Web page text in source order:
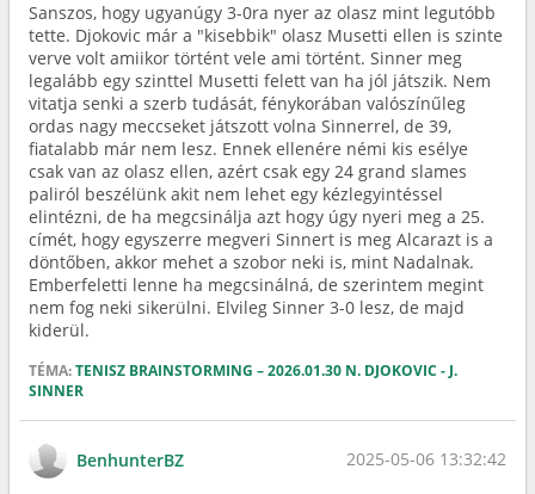
Sanszos, hogy ugyanúgy 3-0ra nyer az olasz mint legutóbb
tette. Djokovic már a "kisebbik" olasz Musetti ellen is szinte
verve volt amiikor történt vele ami történt. Sinner meg
legalább egy szinttel Musetti felett van ha jól játszik. Nem
vitatja senki a szerb tudását, fénykorában valószínűleg
ordas nagy meccseket játszott volna Sinnerrel, de 39,
fiatalabb már nem lesz. Ennek ellenére némi kis esélye
csak van az olasz ellen, azért csak egy 24 grand slames
paliról beszélünk akit nem lehet egy kézlegyintéssel
elintézni, de ha megcsinálja azt hogy úgy nyeri meg a 25.
címét, hogy egyszerre megveri Sinnert is meg Alcarazt is a
döntőben, akkor mehet a szobor neki is, mint Nadalnak.
Emberfeletti lenne ha megcsinálná, de szerintem megint
nem fog neki sikerülni. Elvileg Sinner 3-0 lesz, de majd
kiderül.
TÉMA:TENISZ BRAINSTORMING – 2026.01.30 N. DJOKOVIC - J.
SINNER
BenhunterBZ 2025-05-06 13:32:42